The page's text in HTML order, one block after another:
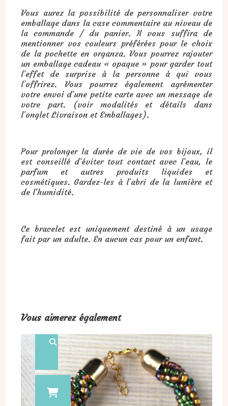
Vous aurez la possibilité de personnaliser votre
emballage dans la case commentaire au niveau de
la commande / du panier. Il vous suffira de
mentionner vos couleurs préférées pour le choix
de la pochette en organza. Vous pourrez rajouter
un emballage cadeau « opaque » pour garder tout
l’effet de surprise à la personne à qui vous
l’offrirez. Vous pourrez également agrémenter
votre envoi d’une petite carte avec un message de
votre part. (voir modalités et détails dans
l’onglet Livraison et Emballages).
Pour prolonger la durée de vie de vos bijoux, il
est conseillé d’éviter tout contact avec l’eau, le
parfum et autres produits liquides et
cosmétiques. Gardez-les à l'abri de la lumière et
de l'humidité.
Ce bracelet est uniquement destiné à un usage
fait par un adulte. En aucun cas pour un enfant.
Vous aimerez également